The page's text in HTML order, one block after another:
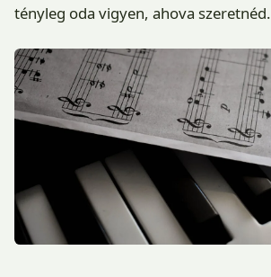
tényleg oda vigyen, ahova szeretnéd.